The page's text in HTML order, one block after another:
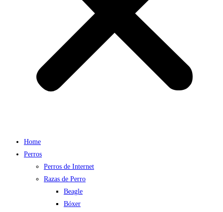
Home
Perros
Perros de Internet
Razas de Perro
Beagle
Bóxer